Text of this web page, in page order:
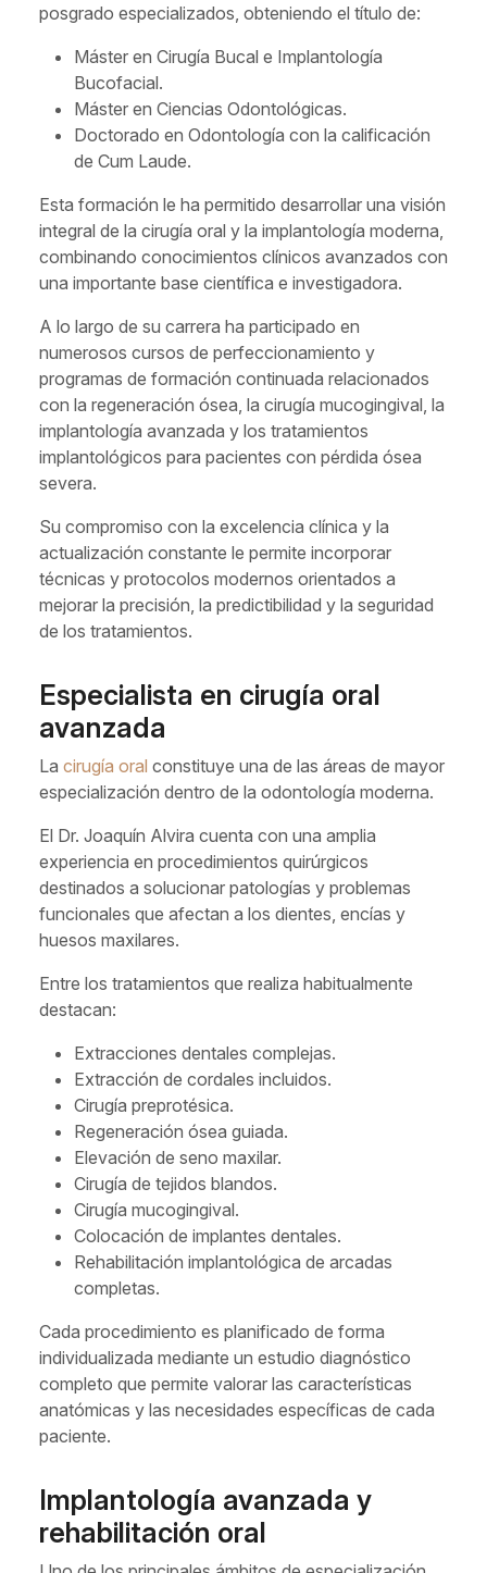
posgrado especializados, obteniendo el título de:
Máster en Cirugía Bucal e Implantología
Bucofacial.
Máster en Ciencias Odontológicas.
Doctorado en Odontología con la calificación
de Cum Laude.
Esta formación le ha permitido desarrollar una visión
integral de la cirugía oral y la implantología moderna,
combinando conocimientos clínicos avanzados con
una importante base científica e investigadora.
A lo largo de su carrera ha participado en
numerosos cursos de perfeccionamiento y
programas de formación continuada relacionados
con la regeneración ósea, la cirugía mucogingival, la
implantología avanzada y los tratamientos
implantológicos para pacientes con pérdida ósea
severa.
Su compromiso con la excelencia clínica y la
actualización constante le permite incorporar
técnicas y protocolos modernos orientados a
mejorar la precisión, la predictibilidad y la seguridad
de los tratamientos.
Especialista en cirugía oral
avanzada
La cirugía oral constituye una de las áreas de mayor
especialización dentro de la odontología moderna.
El Dr. Joaquín Alvira cuenta con una amplia
experiencia en procedimientos quirúrgicos
destinados a solucionar patologías y problemas
funcionales que afectan a los dientes, encías y
huesos maxilares.
Entre los tratamientos que realiza habitualmente
destacan:
Extracciones dentales complejas.
Extracción de cordales incluidos.
Cirugía preprotésica.
Regeneración ósea guiada.
Elevación de seno maxilar.
Cirugía de tejidos blandos.
Cirugía mucogingival.
Colocación de implantes dentales.
Rehabilitación implantológica de arcadas
completas.
Cada procedimiento es planificado de forma
individualizada mediante un estudio diagnóstico
completo que permite valorar las características
anatómicas y las necesidades específicas de cada
paciente.
Implantología avanzada y
rehabilitación oral